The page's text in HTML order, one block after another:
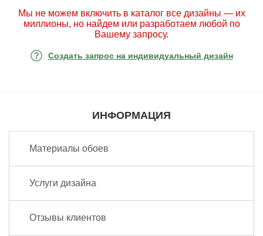
Мы не можем включить в каталог все дизайны — их
миллионы, но найдем или разработаем любой по
Вашему запросу.
Создать запрос на индивидуальный дизайн
ИНФОРМАЦИЯ
Материалы обоев
Услуги дизайна
Отзывы клиентов